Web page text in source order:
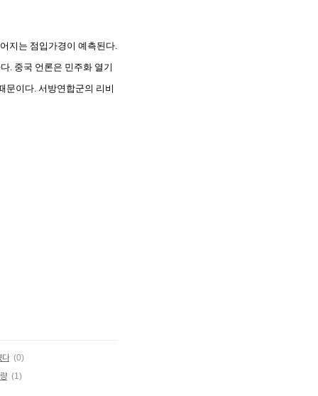
지는 점입가경이 예측된다.
. 중국 언론은 민주화 열기
문이다. 서방연합군의 리비
다 (0)
(1)